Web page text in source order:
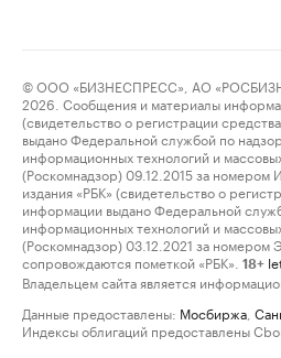
© ООО «БИЗНЕСПРЕСС», АО
2026. Сообщения и материалы
(свидетельство о регистрации
выдано Федеральной службой по
информационных технологий и
(Роскомнадзор) 09.12.2015 за
издания «РБК» (свидетельство о
информации выдано Федеральной
информационных технологий и
(Роскомнадзор) 03.12.2021 за
сопровождаются пометкой «РБК».
18+
Владельцем сайта является
Данные предоставлены: Мосбиржа
Индексы облигаций предоставлены